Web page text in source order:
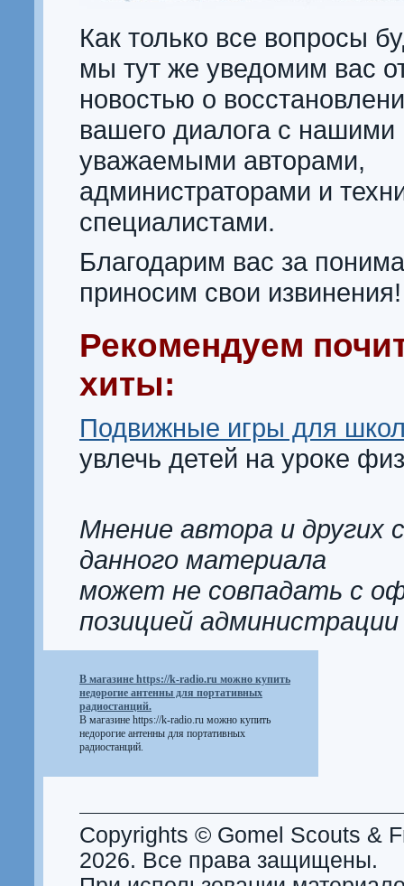
Как только все вопросы
мы тут же уведомим вас
новостью о
вашего диалога с нашими
уважаемыми авторами,
администраторами и
специалистами.
Благодарим вас за
приносим свои извинения!
Рекомендуем
хиты:
Подвижные игры для
увлечь детей на уроке
Мнение автора и других
данного материала
может не совпадать с
позицией
В магазине https://k-radio.ru можно купить
недорогие антенны для портативных
радиостанций.
В магазине https://k-radio.ru можно купить
недорогие антенны для портативных
радиостанций.
Copyrights © Gomel Scouts &
2026. Все права защищены.